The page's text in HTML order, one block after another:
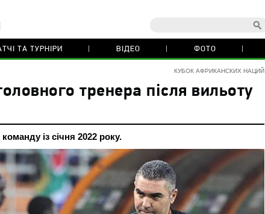
ТА ТУРНІРИ ВІДЕО ФОТО
КУБОК АФРИКАНСКИХ НАЦИЙ
тренера після вильоту
із січня 2022 року.